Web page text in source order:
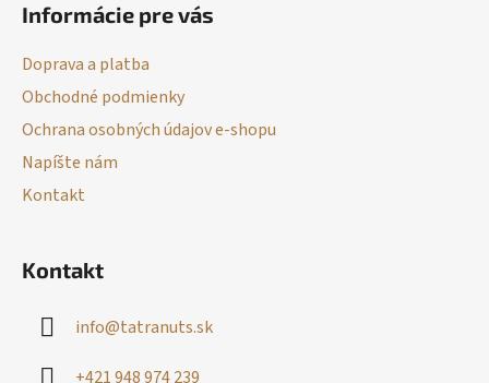
Informácie pre vás
Doprava a platba
Obchodné podmienky
Ochrana osobných údajov e-shopu
Napíšte nám
Kontakt
Kontakt
info@tatranuts.sk
+421 948 974 239